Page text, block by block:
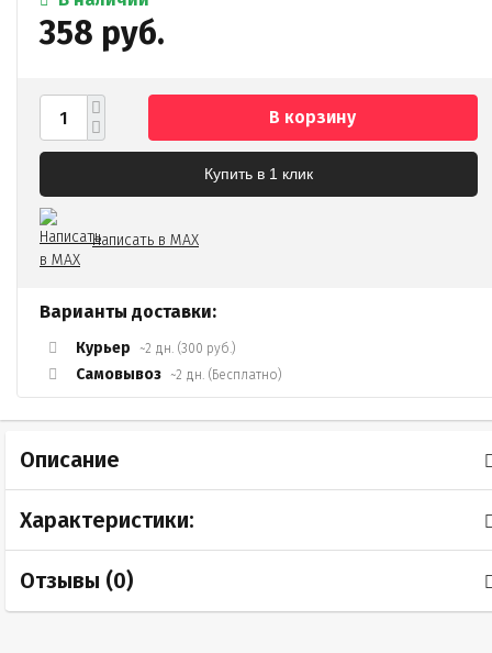
358 руб.
В корзину
Купить в 1 клик
Написать в MAX
Варианты доставки:
Курьер ~2 дн. (300 руб.)
Самовывоз ~2 дн. (Бесплатно)
Описание
Характеристики:
Отзывы (0)